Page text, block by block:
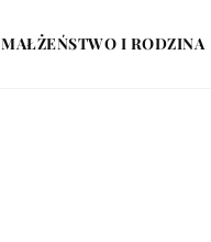
MAŁŻEŃSTWO I RODZINA